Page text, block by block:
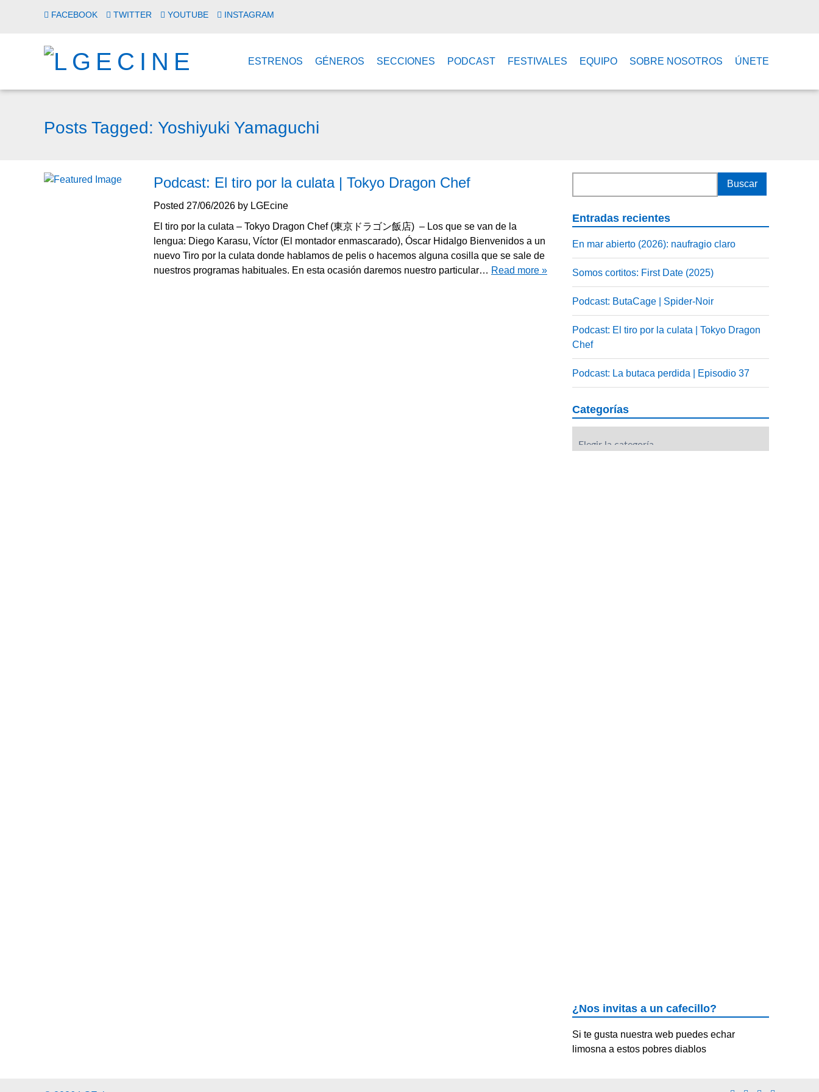
FACEBOOK TWITTER YOUTUBE INSTAGRAM
ESTRENOS GÉNEROS SECCIONES PODCAST FESTIVALES EQUIPO SOBRE NOSOTROS ÚNETE
Posts Tagged: Yoshiyuki Yamaguchi
Podcast: El tiro por la culata | Tokyo Dragon Chef
Posted 27/06/2026 by LGEcine
El tiro por la culata – Tokyo Dragon Chef (東京ドラゴン飯店) – Los que se van de la
lengua: Diego Karasu, Víctor (El montador enmascarado), Óscar Hidalgo Bienvenidos a un
nuevo Tiro por la culata donde hablamos de pelis o hacemos alguna cosilla que se sale de
nuestros programas habituales. En esta ocasión daremos nuestro particular… Read more »
Entradas recientes
En mar abierto (2026): naufragio claro
Somos cortitos: First Date (2025)
Podcast: ButaCage | Spider-Noir
Podcast: El tiro por la culata | Tokyo Dragon
Chef
Podcast: La butaca perdida | Episodio 37
Categorías
¿Nos invitas a un cafecillo?
Si te gusta nuestra web puedes echar
limosna a estos pobres diablos